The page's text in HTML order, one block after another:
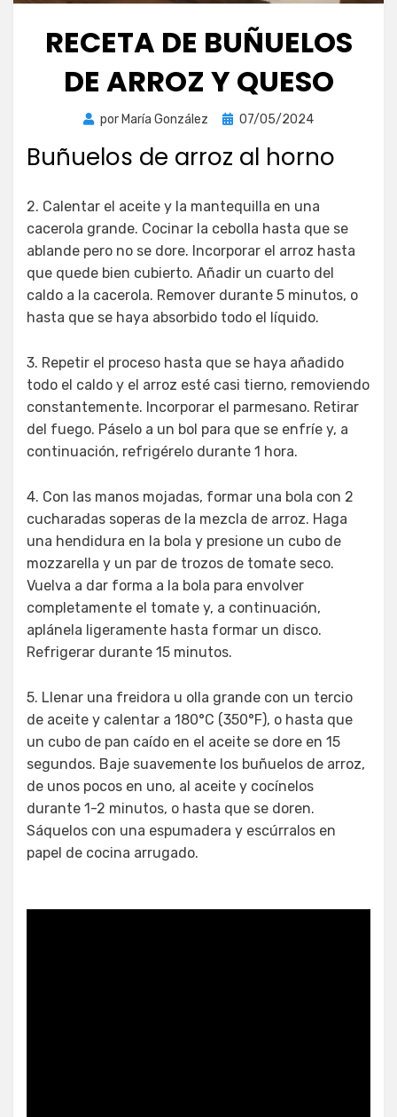
RECETA DE BUÑUELOS
DE ARROZ Y QUESO
por María González
Publicada
07/05/2024
Buñuelos de arroz al horno
2. Calentar el aceite y la mantequilla en una
cacerola grande. Cocinar la cebolla hasta que se
ablande pero no se dore. Incorporar el arroz hasta
que quede bien cubierto. Añadir un cuarto del
caldo a la cacerola. Remover durante 5 minutos, o
hasta que se haya absorbido todo el líquido.
3. Repetir el proceso hasta que se haya añadido
todo el caldo y el arroz esté casi tierno, removiendo
constantemente. Incorporar el parmesano. Retirar
del fuego. Páselo a un bol para que se enfríe y, a
continuación, refrigérelo durante 1 hora.
4. Con las manos mojadas, formar una bola con 2
cucharadas soperas de la mezcla de arroz. Haga
una hendidura en la bola y presione un cubo de
mozzarella y un par de trozos de tomate seco.
Vuelva a dar forma a la bola para envolver
completamente el tomate y, a continuación,
aplánela ligeramente hasta formar un disco.
Refrigerar durante 15 minutos.
5. Llenar una freidora u olla grande con un tercio
de aceite y calentar a 180°C (350°F), o hasta que
un cubo de pan caído en el aceite se dore en 15
segundos. Baje suavemente los buñuelos de arroz,
de unos pocos en uno, al aceite y cocínelos
durante 1-2 minutos, o hasta que se doren.
Sáquelos con una espumadera y escúrralos en
papel de cocina arrugado.